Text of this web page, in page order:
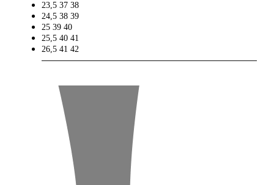
23,5 37 38
24,5 38 39
25 39 40
25,5 40 41
26,5 41 42